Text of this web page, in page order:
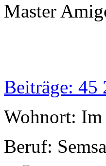
Master
Beiträge: 45
Wohnort:
Beruf: